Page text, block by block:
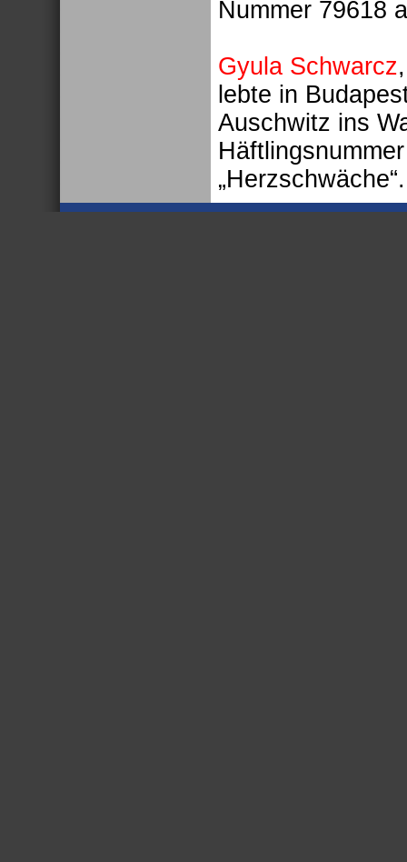
Nummer 79618
Gyula Schwarcz
lebte in
Auschwitz ins